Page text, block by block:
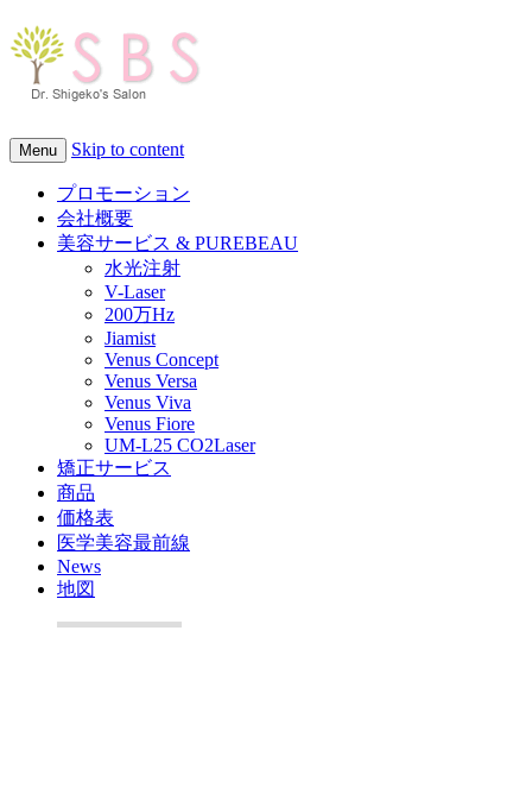
Menu Skip to content
プロモーション
会社概要
美容サービス & PUREBEAU
水光注射
V-Laser
200万Hz
Jiamist
Venus Concept
Venus Versa
Venus Viva
Venus Fiore
UM-L25 CO2Laser
矯正サービス
商品
価格表
医学美容最前線
News
地図